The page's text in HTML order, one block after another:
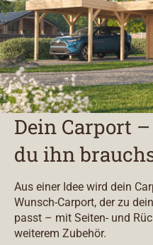
Dein Carport
du ihn
Aus einer Idee wird dein
Wunsch-Carport, der zu
passt – mit Seiten- und
weiterem Zubehör.